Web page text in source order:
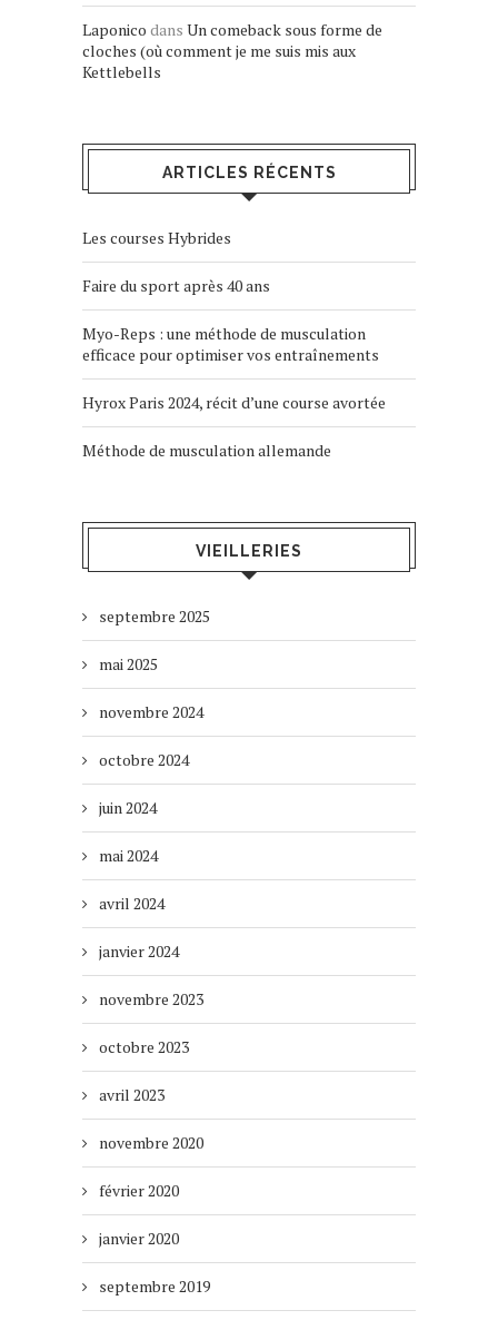
Laponico dans Un comeback sous forme de
cloches (où comment je me suis mis aux
Kettlebells
ARTICLES RÉCENTS
Les courses Hybrides
Faire du sport après 40 ans
Myo-Reps : une méthode de musculation
efficace pour optimiser vos entraînements
Hyrox Paris 2024, récit d’une course avortée
Méthode de musculation allemande
VIEILLERIES
septembre 2025
mai 2025
novembre 2024
octobre 2024
juin 2024
mai 2024
avril 2024
janvier 2024
novembre 2023
octobre 2023
avril 2023
novembre 2020
février 2020
janvier 2020
septembre 2019